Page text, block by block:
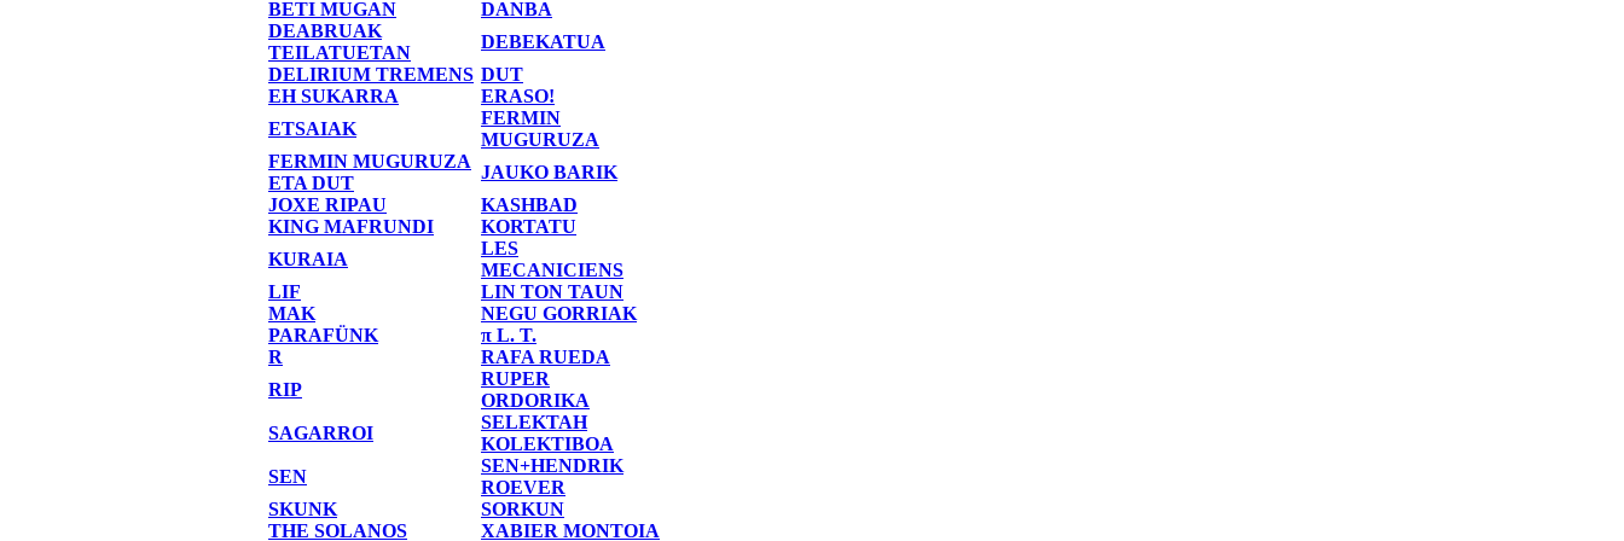
BETI MUGAN
DANBA
DEABRUAK
TEILATUETAN
DEBEKATUA
DELIRIUM TREMENS DUT
EH SUKARRA
ERASO!
ETSAIAK
FERMIN
MUGURUZA
FERMIN MUGURUZA
ETA DUT
JAUKO BARIK
JOXE RIPAU
KASHBAD
KING MAFRUNDI
KORTATU
KURAIA
LES
MECANICIENS
LIF
LIN TON TAUN
MAK
NEGU GORRIAK
PARAFÜNK
π L. T.
R
RAFA RUEDA
RIP
RUPER
ORDORIKA
SAGARROI
SELEKTAH
KOLEKTIBOA
SEN
SEN+HENDRIK
ROEVER
SKUNK
SORKUN
THE SOLANOS
XABIER MONTOIA